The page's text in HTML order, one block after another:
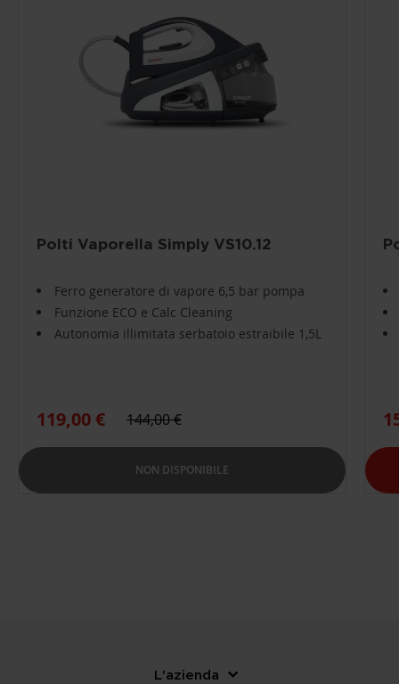
Polti Vaporella Simply VS10.12
Ferro generatore di vapore 6,5 bar pompa
Funzione ECO e Calc Cleaning
Autonomia illimitata serbatoio estraibile 1,5L
119,00 € 144,00 €
NON DISPONIBILE
L'azienda